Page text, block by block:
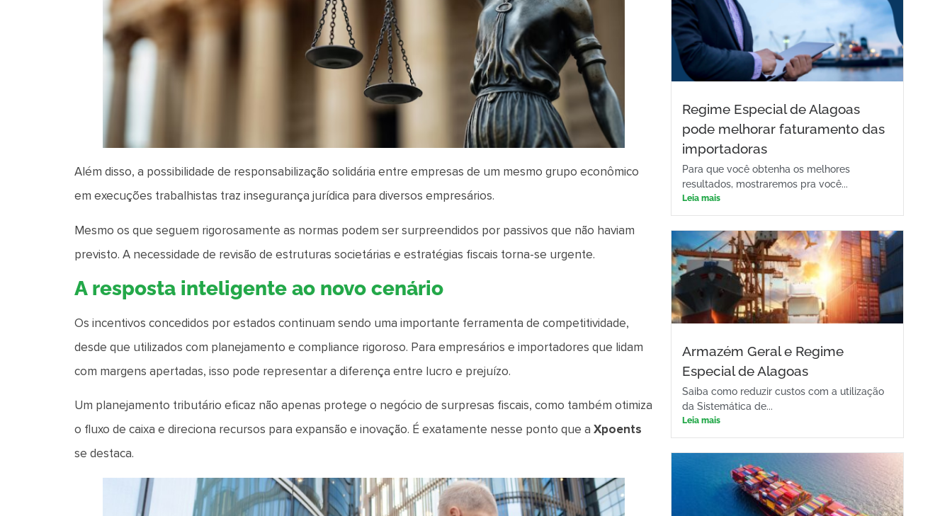
Além disso, a possibilidade de responsabilização solidária entre empresas de um mesmo grupo econômico
em execuções trabalhistas traz insegurança jurídica para diversos empresários.
Mesmo os que seguem rigorosamente as normas podem ser surpreendidos por passivos que não haviam
previsto. A necessidade de revisão de estruturas societárias e estratégias fiscais torna-se urgente.
A resposta inteligente ao novo cenário
Os incentivos concedidos por estados continuam sendo uma importante ferramenta de competitividade,
desde que utilizados com planejamento e compliance rigoroso. Para empresários e importadores que lidam
com margens apertadas, isso pode representar a diferença entre lucro e prejuízo.
Um planejamento tributário eficaz não apenas protege o negócio de surpresas fiscais, como também otimiza
o fluxo de caixa e direciona recursos para expansão e inovação. É exatamente nesse ponto que aXpoents
se destaca.
Regime Especial de Alagoas
pode melhorar faturamento das
importadoras
Para que você obtenha os melhores
resultados, mostraremos pra você...
Leia mais
Armazém Geral e Regime
Especial de Alagoas
Saiba como reduzir custos com a utilização
da Sistemática de...
Leia mais